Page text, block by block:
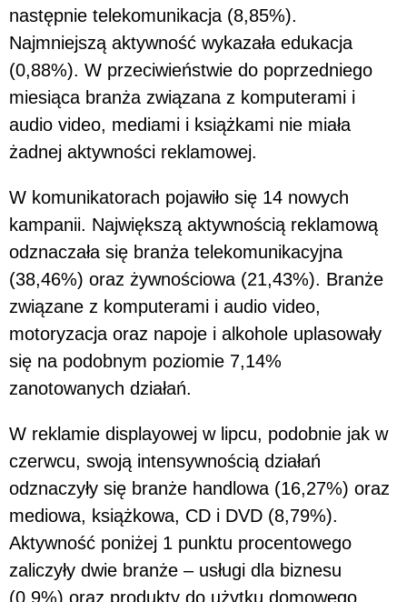
następnie telekomunikacja (8,85%).
Najmniejszą aktywność wykazała edukacja
(0,88%). W przeciwieństwie do poprzedniego
miesiąca branża związana z komputerami i
audio video, mediami i książkami nie miała
żadnej aktywności reklamowej.
W komunikatorach pojawiło się 14 nowych
kampanii. Największą aktywnością reklamową
odznaczała się branża telekomunikacyjna
(38,46%) oraz żywnościowa (21,43%). Branże
związane z komputerami i audio video,
motoryzacja oraz napoje i alkohole uplasowały
się na podobnym poziomie 7,14%
zanotowanych działań.
W reklamie displayowej w lipcu, podobnie jak w
czerwcu, swoją intensywnością działań
odznaczyły się branże handlowa (16,27%) oraz
mediowa, książkowa, CD i DVD (8,79%).
Aktywność poniżej 1 punktu procentowego
zaliczyły dwie branże – usługi dla biznesu
(0,9%) oraz produkty do użytku domowego